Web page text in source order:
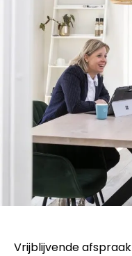
Vrijblijvende afspraak